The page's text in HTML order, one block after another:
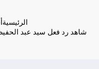
الرئيسية
شاهد رد فعل سيد عبد الحفيظ